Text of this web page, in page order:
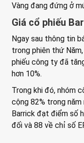
Vàng đang đứng ở
Giá cổ phiếu
Ngay sau thông tin
trong phiên thứ
phiếu công ty đã
hơn 10%.
Trong khi đó, nhóm
cộng 82% trong
Barrick đạt điểm số
đối và 88 về chỉ số